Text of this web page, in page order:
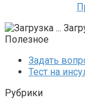
Полезное
Задать
Тест на
Рубрики